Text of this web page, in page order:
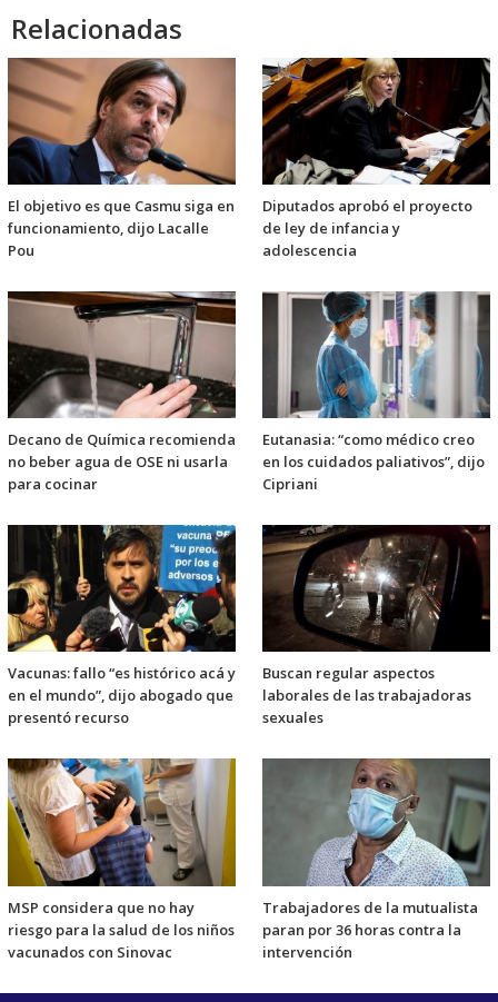
Relacionadas
El objetivo es que Casmu siga en
funcionamiento, dijo Lacalle
Pou
Diputados aprobó el proyecto
de ley de infancia y
adolescencia
Decano de Química recomienda
no beber agua de OSE ni usarla
para cocinar
Eutanasia: “como médico creo
en los cuidados paliativos”, dijo
Cipriani
Vacunas: fallo “es histórico acá y
en el mundo”, dijo abogado que
presentó recurso
Buscan regular aspectos
laborales de las trabajadoras
sexuales
MSP considera que no hay
riesgo para la salud de los niños
vacunados con Sinovac
Trabajadores de la mutualista
paran por 36 horas contra la
intervención